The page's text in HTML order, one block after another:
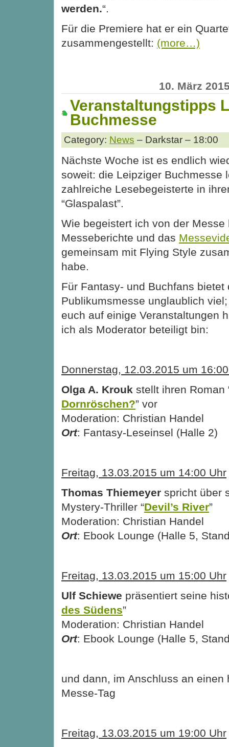
werden.“.
Für die Premiere hat er ein
zusammengestellt: (more…)
10. März
Veranstaltungstipps
Buchmesse
Category: News – Darkstar – 18:00
Nächste Woche ist es endlich
soweit: die Leipziger Buchmesse
zahlreiche Lesebegeisterte in
“Glaspalast”.
Wie begeistert ich von der
Messeberichte und das
gemeinsam mit Flying Style
habe.
Für Fantasy- und Buchfans bietet
Publikumsmesse unglaublich
euch auf einige Veranstaltungen
ich als Moderator beteiligt bin:
Donnerstag, 12.03.2015 um
Olga A. Krouk stellt ihren Roman
Dornröschen?” vor
Moderation: Christian Handel
Ort: Fantasy-Leseinsel (Halle 2)
Freitag, 13.03.2015 um 14:00 Uhr
Thomas Thiemeyer spricht über
Mystery-Thriller “Devil’s River”
Moderation: Christian Handel
Ort: Ebook Lounge (Halle 5,
Freitag, 13.03.2015 um 15:00 Uhr
Ulf Schiewe präsentiert seine
des Südens”
Moderation: Christian Handel
Ort: Ebook Lounge (Halle 5,
und dann, im Anschluss an einen
Messe-Tag
Freitag, 13.03.2015 um 19:00 Uhr